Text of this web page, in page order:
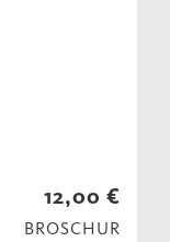
12,00 €
BROSCHUR